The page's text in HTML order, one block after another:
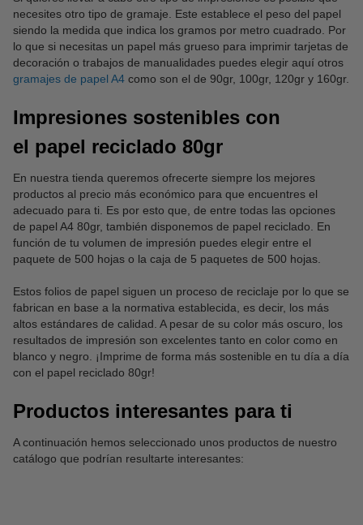
necesites otro tipo de gramaje. Este establece el peso del papel
siendo la medida que indica los gramos por metro cuadrado. Por
lo que si necesitas un papel más grueso para imprimir tarjetas de
decoración o trabajos de manualidades puedes elegir aquí otros
gramajes de papel A4 como son el de 90gr, 100gr, 120gr y 160gr.
Impresiones sostenibles con
el papel reciclado 80gr
En nuestra tienda queremos ofrecerte siempre los mejores
productos al precio más económico para que encuentres el
adecuado para ti. Es por esto que, de entre todas las opciones
de papel A4 80gr, también disponemos de papel reciclado. En
función de tu volumen de impresión puedes elegir entre el
paquete de 500 hojas o la caja de 5 paquetes de 500 hojas.
Estos folios de papel siguen un proceso de reciclaje por lo que se
fabrican en base a la normativa establecida, es decir, los más
altos estándares de calidad. A pesar de su color más oscuro, los
resultados de impresión son excelentes tanto en color como en
blanco y negro. ¡Imprime de forma más sostenible en tu día a día
con el papel reciclado 80gr!
Productos interesantes para ti
A continuación hemos seleccionado unos productos de nuestro
catálogo que podrían resultarte interesantes: